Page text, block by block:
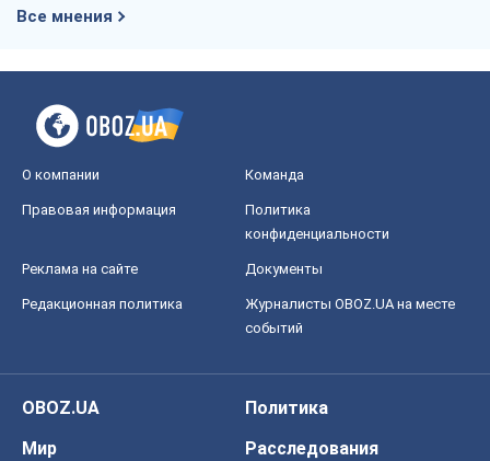
Все мнения
О компании Команда
Правовая информация
Политика
конфиденциальности
Реклама на сайте Документы
Редакционная политика
Журналисты OBOZ.UA на месте
событий
OBOZ.UA
Политика
Мир
Расследования